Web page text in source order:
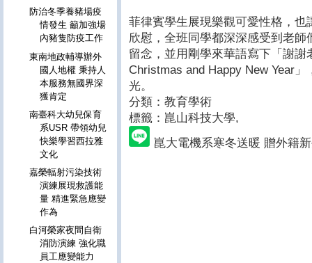
菲律賓學生展現樂觀可愛性格，
欣慰，全班同學都深深感受到老
留念，並用剛學來華語寫下「謝
Christmas and Happy New Year
光。
分類：教育學術
標籤：崑山科技大學,
崑大電機系寒冬送暖 贈外籍
防治冬季養豬場疫
情發生 籲加強場
內豬隻防疫工作
東南地政輔導辦外
國人地權 秉持人
本服務無國界深
獲肯定
南臺科大幼兒保育
系USR 帶領幼兒
快樂學習西拉雅
文化
嘉榮輻射污染技術
演練展現救護能
量 精進緊急應變
作為
白河榮家夜間自衛
消防演練 強化職
員工應變能力